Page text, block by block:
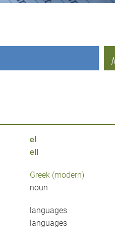
el
ell
Greek (modern)
noun
languages
languages